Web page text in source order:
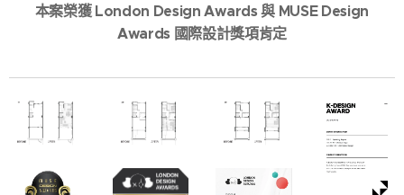
本ˇ案榮獲 London Design Awards 與 MUSE Design
Awards 國際設計獎項肯定